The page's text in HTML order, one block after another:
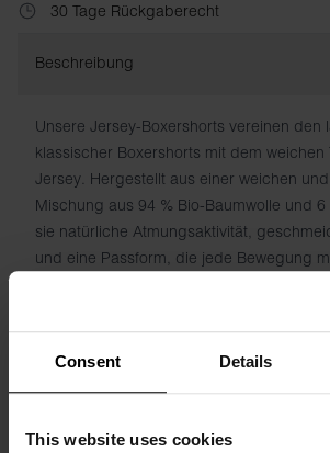
Consent Details
This website uses cookies
30 Tage Rückgaberecht
Beschreibung
Unsere Jersey-Boxershorts vereinen den
klassischer Boxershorts mit dem weichen
Jersey. Hergestellt aus einer weichen
Mischung aus 94 % Bio-Baumwolle und
sie natürliche Atmungsaktivität,
und eine Passform, die jede Bewegung
lockeren Silhouette, dem praktischen
dem weichen Gummibund sitzen sie
einzuengen. Der Jersey-Stoff bietet ein
angenehmeres Tragegefühl als gewebte
eignet sich daher sowohl unter
Ein zeitloser Alltagsfavorit, der Komfort,